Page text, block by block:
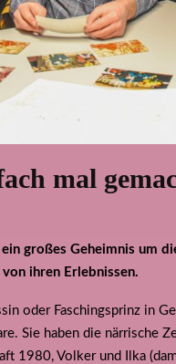
mal
großes Geheimnis um
ihren Erlebnissen.
oder Faschingsprinz in
Sie haben die närrische
1980, Volker und Ilka